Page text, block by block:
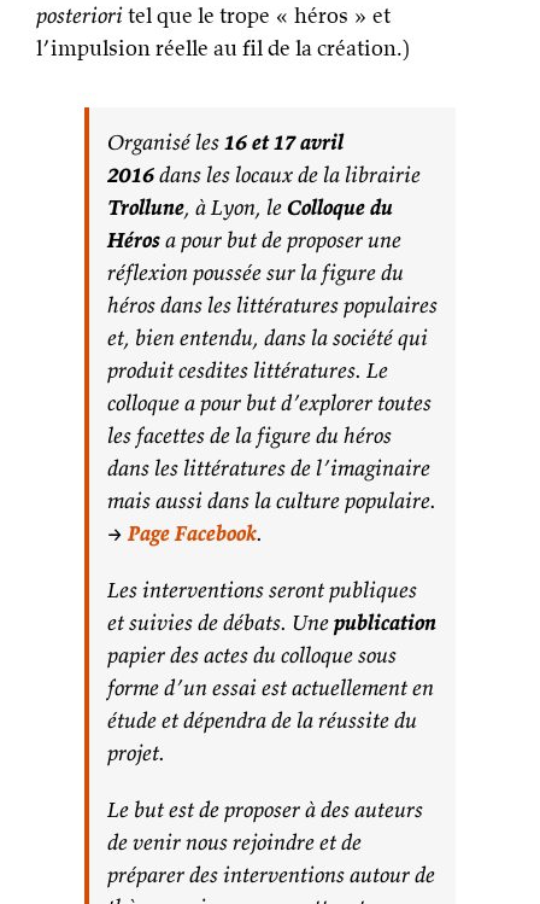
posterioritel que le trope « héros » et
l’impulsion réelle au fil de la création.)
Organisé les16 et 17 avril
2016dans les locaux de la librairie
Trollune, à Lyon, leColloque du
Hérosa pour but de proposer une
réflexion poussée sur la figure du
héros dans les littératures populaires
et, bien entendu, dans la société qui
produit cesdites littératures. Le
colloque a pour but d’explorer toutes
les facettes de la figure du héros
dans les littératures de l’imaginaire
mais aussi dans la culture populaire.
–>Page Facebook.
Les interventions seront publiques
et suivies de débats. Unepublication
papier des actes du colloque sous
forme d’un essai est actuellement en
étude et dépendra de la réussite du
projet.
Le but est de proposer à des auteurs
de venir nous rejoindre et de
préparer des interventions autour de